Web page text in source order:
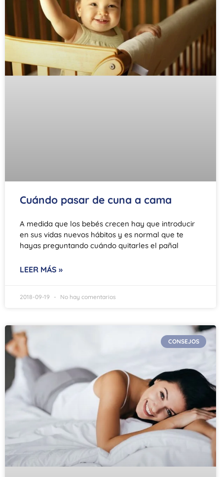
Cuándo pasar de cuna a cama
A medida que los bebés crecen hay que introducir
en sus vidas nuevos hábitos y es normal que te
hayas preguntando cuándo quitarles el pañal
LEER MÁS »
2018-09-19 No hay comentarios
CONSEJOS